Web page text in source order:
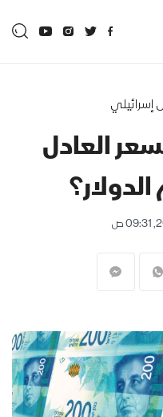
العادل